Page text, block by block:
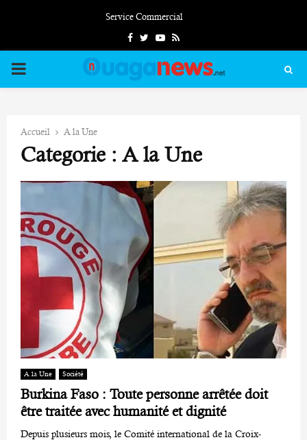
Service Commercial
FacebookTwitterYoutube
Rss
PRIMARY
Accueil A la Une
Categorie : A la Une
A la Une Société
Burkina Faso : Toute personne arrêtée doit
être traitée avec humanité et dignité
Depuis plusieurs mois, le Comité international de la Croix-